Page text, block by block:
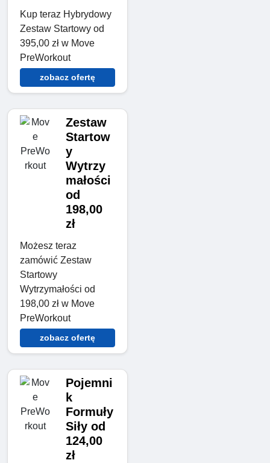
Kup teraz Hybrydowy
Zestaw Startowy od
395,00 zł w Move
PreWorkout
zobacz ofertę
Zestaw
Startow
y
Wytrzy
małości
od
198,00
zł
Możesz teraz
zamówić Zestaw
Startowy
Wytrzymałości od
198,00 zł w Move
PreWorkout
zobacz ofertę
Pojemni
k
Formuły
Siły od
124,00
zł